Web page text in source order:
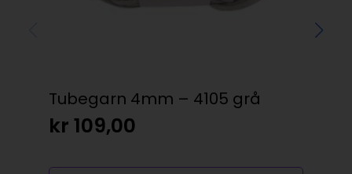
Tubegarn 4mm – 4105 grå
kr 109,00